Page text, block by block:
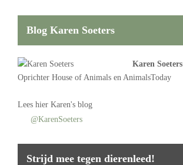
Blog Karen Soeters
Karen Soeters
Oprichter House of Animals en AnimalsToday
Lees hier Karen's blog
@KarenSoeters
Strijd mee tegen dierenleed!